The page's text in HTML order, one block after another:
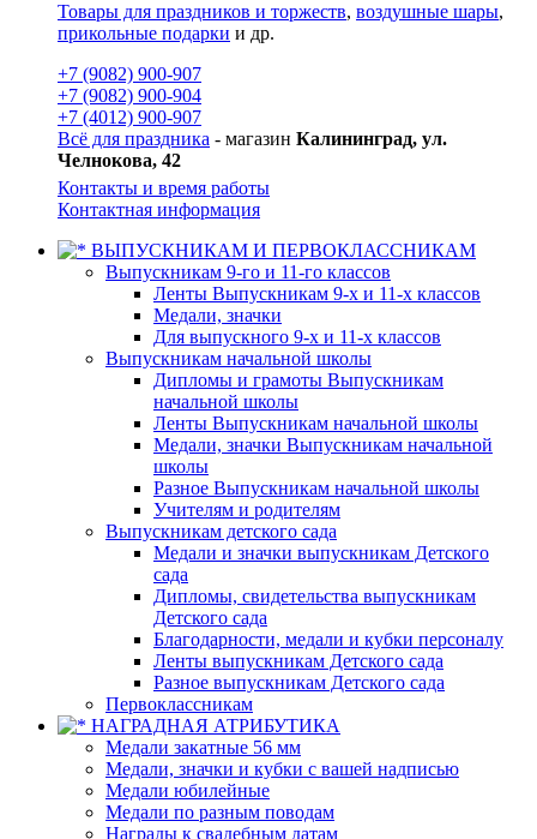
Товары для праздников и торжеств, воздушные шары,
прикольные подарки и др.
+7 (9082) 900-907
+7 (9082) 900-904
+7 (4012) 900-907
Всё для праздника - магазин Калининград, ул.
Челнокова, 42
Контакты и время работы
Контактная информация
ВЫПУСКНИКАМ И ПЕРВОКЛАССНИКАМ
Выпускникам 9-го и 11-го классов
Ленты Выпускникам 9-х и 11-х классов
Медали, значки
Для выпускного 9-х и 11-х классов
Выпускникам начальной школы
Дипломы и грамоты Выпускникам
начальной школы
Ленты Выпускникам начальной школы
Медали, значки Выпускникам начальной
школы
Разное Выпускникам начальной школы
Учителям и родителям
Выпускникам детского сада
Медали и значки выпускникам Детского
сада
Дипломы, свидетельства выпускникам
Детского сада
Благодарности, медали и кубки персоналу
Ленты выпускникам Детского сада
Разное выпускникам Детского сада
Первоклассникам
НАГРАДНАЯ АТРИБУТИКА
Медали закатные 56 мм
Медали, значки и кубки с вашей надписью
Медали юбилейные
Медали по разным поводам
Награды к свадебным датам